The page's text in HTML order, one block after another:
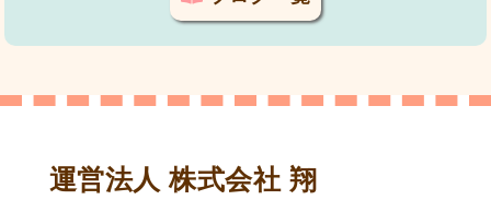
運営法人 株式会社 翔